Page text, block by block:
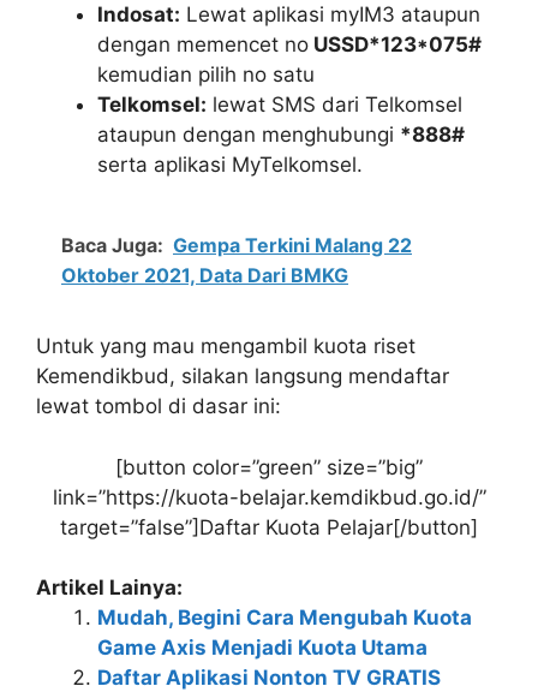
Indosat: Lewat aplikasi myIM3 ataupun
dengan memencet no USSD*123*075#
kemudian pilih no satu
Telkomsel: lewat SMS dari Telkomsel
ataupun dengan menghubungi *888#
serta aplikasi MyTelkomsel.
Baca Juga: Gempa Terkini Malang 22
Oktober 2021, Data Dari BMKG
Untuk yang mau mengambil kuota riset
Kemendikbud, silakan langsung mendaftar
lewat tombol di dasar ini:
[button color=”green” size=”big”
link=”https://kuota-belajar.kemdikbud.go.id/”
target=”false”]Daftar Kuota Pelajar[/button]
Artikel Lainya:
Mudah, Begini Cara Mengubah Kuota
Game Axis Menjadi Kuota Utama
Daftar Aplikasi Nonton TV GRATIS